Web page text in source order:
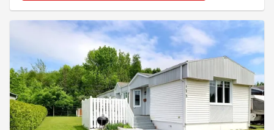
avec l'adoption de la loi C-4. Informez-vous! À